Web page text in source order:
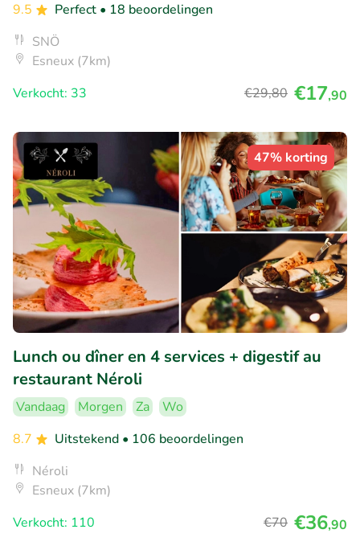
9.5
Perfect • 18 beoordelingen
SNÖ
Esneux (7km)
Verkocht: 33
€29,80 €17,90
47% korting
Lunch ou dîner en 4 services + digestif au
restaurant Néroli
Vandaag Morgen Za
Wo
8.7
Uitstekend • 106 beoordelingen
Néroli
Esneux (7km)
Verkocht: 110
€70 €36,90